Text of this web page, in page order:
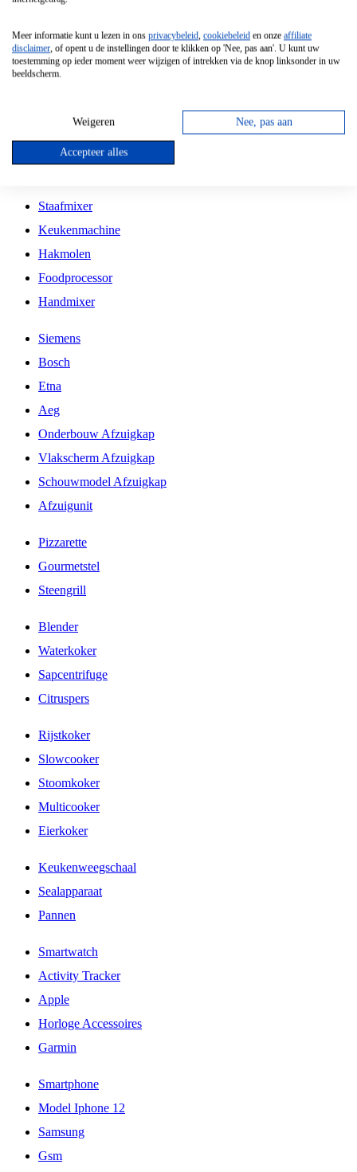
Vrijstaande Magnetron
Vrijstaande Kookplaat
Inbouw Gaskookplaat
Inbouw Keramische Kookplaat
Kookplaat Accessoires
Staafmixer
Keukenmachine
Hakmolen
Foodprocessor
Handmixer
Siemens
Bosch
Etna
Aeg
Onderbouw Afzuigkap
Vlakscherm Afzuigkap
Schouwmodel Afzuigkap
Afzuigunit
Pizzarette
Gourmetstel
Steengrill
Blender
Waterkoker
Sapcentrifuge
Citruspers
Rijstkoker
Slowcooker
Stoomkoker
Multicooker
Eierkoker
Keukenweegschaal
Sealapparaat
Pannen
Smartwatch
Activity Tracker
Apple
Horloge Accessoires
Garmin
Smartphone
Model Iphone 12
Samsung
Gsm
Meer informatie kunt u lezen in ons privacybeleid, cookiebeleid en onze affiliate
disclaimer, of opent u de instellingen door te klikken op 'Nee, pas aan'. U kunt uw
toestemming op ieder moment weer wijzigen of intrekken via de knop linksonder in uw
beeldscherm.
Weigeren Nee, pas aan
Accepteer alles